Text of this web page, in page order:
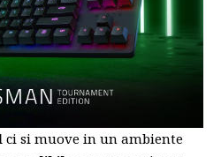
ci si muove in un ambiente